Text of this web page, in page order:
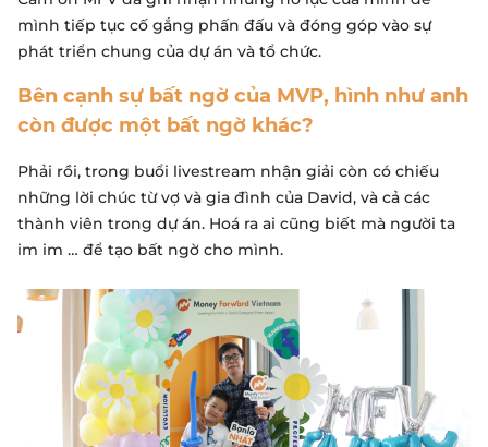
mình tiếp tục cố gắng phấn đấu và đóng góp vào sự
phát triển chung của dự án và tổ chức.
Bên cạnh sự bất ngờ của MVP, hình như anh
còn được một bất ngờ khác?
Phải rồi, trong buổi livestream nhận giải còn có chiếu
những lời chúc từ vợ và gia đình của David, và cả các
thành viên trong dự án. Hoá ra ai cũng biết mà người ta
im im … để tạo bất ngờ cho mình.